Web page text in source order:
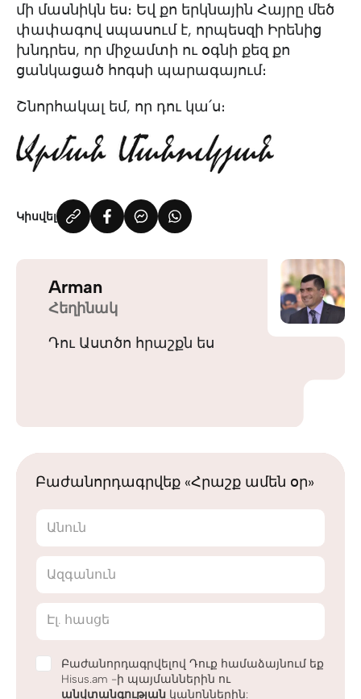
մի մասնիկն ես։ Եվ քո երկնային Հայրը մեծ
փափագով սպասում է, որպեսզի Իրենից
խնդրես, որ միջամտի ու օգնի քեզ քո
ցանկացած հոգսի պարագայում։
Շնորհակալ եմ, որ դու կա՛ս։
Կիսվել
Arman
Հեղինակ
Դու Աստծո հրաշքն ես
Բաժանորդագրվեք «Հրաշք ամեն օր»
Անուն
Ազգանուն
Էլ. հասցե
Բաժանորդագրվելով Դուք համաձայնում եք
Hisus.am -ի պայմաններին ու
անվտանգության կանոններին: